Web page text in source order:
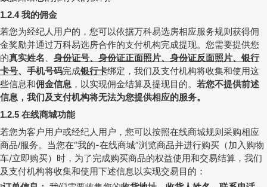
1.2.4我的佣金
若您为经纪人用户的，您可以依据万科易选房相应服务规则获得佣
金奖励并通过万科易选房合作的支付机构完成提现。您需要提供您
的真实姓名、 身份证号、身份证正面照片、身份证反面照片、银行
卡号、手机号码完成银行卡绑定，我们及支付机构将收集和使用这
些信息和佣金信息 ，以实现佣金结算及提现目的。 若您不提供前述
信息，我们及支付机构将无法为您提供相应的服务。
1.2.5 在线商城功能
若您为客户用户或经纪人用户，您可以按照在线商城规则采购相应
商品/服务。 当您在“我的-在线商城”浏览商品并进行购买（加入购物
车/立即购买）时，为了完成购买商品的权益使用和交易结算， 我们
及支付机构将收集和使用下述信息 以实现交易目的：